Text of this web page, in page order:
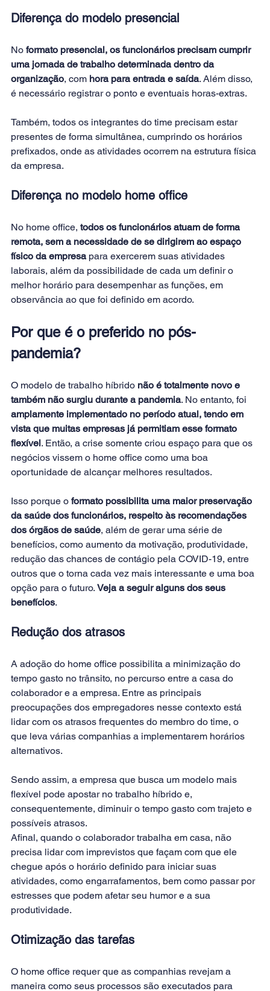
Diferença do modelo presencial
No formato presencial, os funcionários precisam cumprir
uma jornada de trabalho determinada dentro da
organização, com hora para entrada e saída. Além disso,
é necessário registrar o ponto e eventuais horas-extras.
Também, todos os integrantes do time precisam estar
presentes de forma simultânea, cumprindo os horários
prefixados, onde as atividades ocorrem na estrutura física
da empresa.
Diferença no modelo home office
No home office, todos os funcionários atuam de forma
remota, sem a necessidade de se dirigirem ao espaço
físico da empresa para exercerem suas atividades
laborais, além da possibilidade de cada um definir o
melhor horário para desempenhar as funções, em
observância ao que foi definido em acordo.
Por que é o preferido no pós-
pandemia?
O modelo de trabalho híbrido não é totalmente novo e
também não surgiu durante a pandemia. No entanto, foi
amplamente implementado no período atual, tendo em
vista que muitas empresas já permitiam esse formato
flexível. Então, a crise somente criou espaço para que os
negócios vissem o home office como uma boa
oportunidade de alcançar melhores resultados.
Isso porque o formato possibilita uma maior preservação
da saúde dos funcionários, respeito às recomendações
dos órgãos de saúde, além de gerar uma série de
benefícios, como aumento da motivação, produtividade,
redução das chances de contágio pela COVID-19, entre
outros que o torna cada vez mais interessante e uma boa
opção para o futuro. Veja a seguir alguns dos seus
benefícios.
Redução dos atrasos
A adoção do home office possibilita a minimização do
tempo gasto no trânsito, no percurso entre a casa do
colaborador e a empresa. Entre as principais
preocupações dos empregadores nesse contexto está
lidar com os atrasos frequentes do membro do time, o
que leva várias companhias a implementarem horários
alternativos.
Sendo assim, a empresa que busca um modelo mais
flexível pode apostar no trabalho híbrido e,
consequentemente, diminuir o tempo gasto com trajeto e
possíveis atrasos.
Afinal, quando o colaborador trabalha em casa, não
precisa lidar com imprevistos que façam com que ele
chegue após o horário definido para iniciar suas
atividades, como engarrafamentos, bem como passar por
estresses que podem afetar seu humor e a sua
produtividade.
Otimização das tarefas
O home office requer que as companhias revejam a
maneira como seus processos são executados para